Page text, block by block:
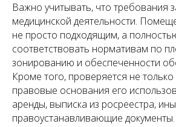
Важно учитывать, что требования
медицинской деятельности.
не просто подходящим, а
соответствовать нормативам по
зонированию и обеспеченности
Кроме того, проверяется не
правовые основания его
аренды, выписка из росреестра,
правоустанавливающие документы.